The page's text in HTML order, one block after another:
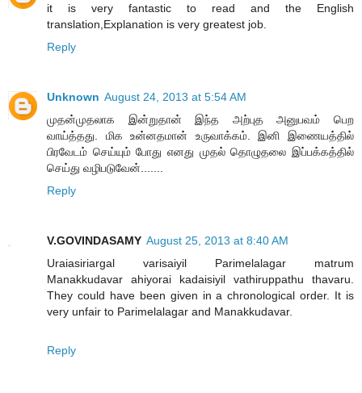
it is very fantastic to read and the English
translation,Explanation is very greatest job.
Reply
Unknown August 24, 2013 at 5:54 AM
முதன்முதலாக இன்றுதான் இந்த அற்புத அனுபவம் பெற
வாய்த்தது. மிக உன்னதமான் உருவாக்கம். இனி இணையத்தில்
பிரவேடம் செய்யும் போது எனது முதல் தொழுதலை இப்பக்கத்தில்
செய்து வழிபடுவேன்.......
Reply
V.GOVINDASAMY August 25, 2013 at 8:40 AM
Uraiasiriargal varisaiyil Parimelalagar matrum
Manakkudavar ahiyorai kadaisiyil vathiruppathu thavaru.
They could have been given in a chronological order. It is
very unfair to Parimelalagar and Manakkudavar.
Reply